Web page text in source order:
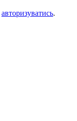
авторизуватись.